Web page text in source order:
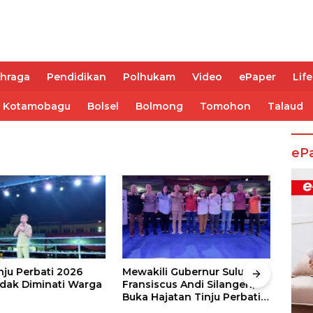
Pendidikan Polhukam Video ePaper
Kotamobagu Bolsel Bolmong Tomohon Talaud
Perbati 2026
Diminati Warga
Mewakili Gubernur Sulut, dr
Fransiscus Andi Silangen,
Buka Hajatan Tinju Perbati